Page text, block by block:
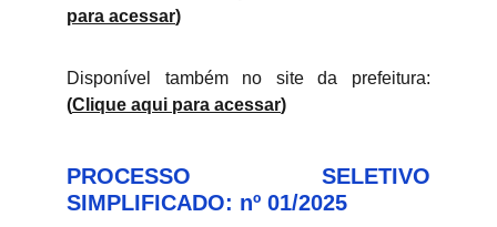
para acessar)
Disponível também no site da prefeitura:
(Clique aqui para acessar)
PROCESSO SELETIVO
SIMPLIFICADO: nº 01/2025